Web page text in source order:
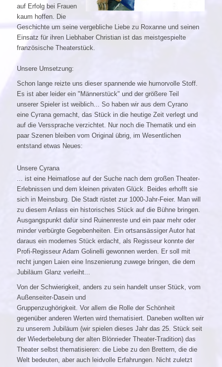
auf Erfolg bei Frauen
kaum hoffen. Die
Geschichte um seine vergebliche Liebe zu Roxanne und seinen
Einsatz für ihren Liebhaber Christian ist das meistgespielte
französische Theaterstück.
Unsere Umsetzung:
Schon lange reizte uns dieser spannende wie humorvolle Stoff.
Es ist aber leider ein "Männerstück" und der größere Teil
unserer Spieler ist weiblich... So haben wir aus dem Cyrano
eine Cyrana gemacht, das Stück in die heutige Zeit verlegt und
auf die Verssprache verzichtet. Nur noch die Thematik und ein
paar Szenen bleiben vom Original übrig, im Wesentlichen
entstand etwas Neues:
Unsere Cyrana
... ist eine Heimatlose auf der Suche nach dem großen Theater-
Erlebnissen und dem kleinen privaten Glück. Beides erhofft sie
sich in Meinsburg. Die Stadt rüstet zur 1000-Jahr-Feier. Man will
zu diesem Anlass ein historisches Stück auf die Bühne bringen.
Ausgangspunkt dafür sind Ruinenreste und ein paar mehr oder
minder verbürgte Gegebenheiten. Ein ortsansässiger Autor hat
daraus ein modernes Stück erdacht, als Regisseur konnte der
Profi-Regisseur Adam Golinelli gewonnen werden. Er soll mit
recht jungen Laien eine Inszenierung zuwege bringen, die dem
Jubiläum Glanz verleiht...
Von der Schwierigkeit, anders zu sein handelt unser Stück, vom
Außenseiter-Dasein und
Gruppenzughörigkeit. Vor allem die Rolle der Schönheit
gegenüber anderen Werten wird thematisiert. Daneben wollten wir
zu unserem Jubiläum (wir spielen dieses Jahr das 25. Stück seit
der Wiederbelebung der alten Blönrieder Theater-Tradition) das
Theater selbst thematisieren: die Liebe zu den Brettern, die die
Welt bedeuten, aber auch leidvolle Erfahrungen. Nicht zuletzt